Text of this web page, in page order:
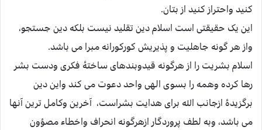
کنید واحتراز کنید از بتان.
این یک حقیقتی است اسلام دین تقلید نیست بلکه دین جستجو،
واز هر گونه جاهلیت و پذیریش کورکورانه مبرا می باشد.
اسلام بشریت را از هرگونه قیدوبندهای ساختۀ فکری ودست بشر
رها کرده وهمه را بسوی الهی واحد دعوت می کند واین دین
برگزیدۀ ازجانب الله برای هدایت بشراست، آخرین وکامل ترین آنها
می باشد، وبه لطف پروردگار ازهرگونه انحراف واخطاء مصؤون